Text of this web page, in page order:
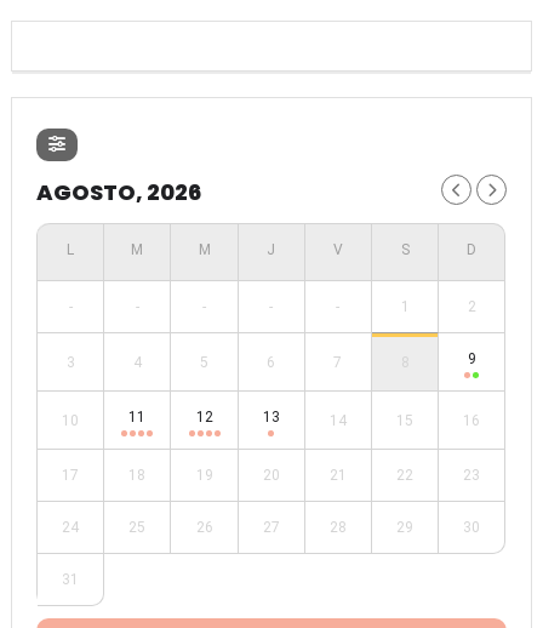
AGOSTO, 2026
- - - - - 1 2
3 4 5 6 7 8 9
10 11 12 13 14 15 16
17 18 19 20 21 22 23
24 25 26 27 28 29 30
31